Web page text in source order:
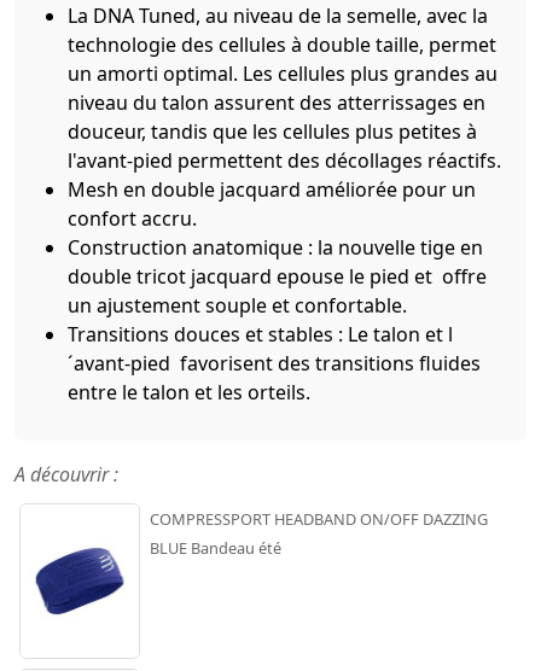
La DNA Tuned, au niveau de la semelle, avec la
technologie des cellules à double taille, permet
un amorti optimal. Les cellules plus grandes au
niveau du talon assurent des atterrissages en
douceur, tandis que les cellules plus petites à
l'avant-pied permettent des décollages réactifs.
Mesh en double jacquard améliorée pour un
confort accru.
Construction anatomique : la nouvelle tige en
double tricot jacquard epouse le pied et offre
un ajustement souple et confortable.
Transitions douces et stables : Le talon et l
´avant-pied favorisent des transitions fluides
entre le talon et les orteils.
A découvrir :
COMPRESSPORT HEADBAND ON/OFF DAZZING
BLUE Bandeau été